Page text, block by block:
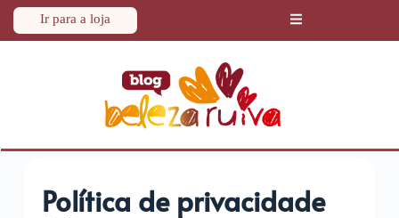
Ir para a loja
Política de privacidade